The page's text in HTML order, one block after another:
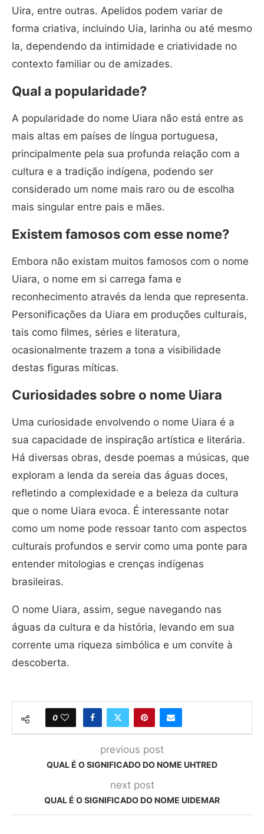
Uira, entre outras. Apelidos podem variar de
forma criativa, incluindo Uia, Iarinha ou até mesmo
Ia, dependendo da intimidade e criatividade no
contexto familiar ou de amizades.
Qual a popularidade?
A popularidade do nome Uiara não está entre as
mais altas em países de língua portuguesa,
principalmente pela sua profunda relação com a
cultura e a tradição indígena, podendo ser
considerado um nome mais raro ou de escolha
mais singular entre pais e mães.
Existem famosos com esse nome?
Embora não existam muitos famosos com o nome
Uiara, o nome em si carrega fama e
reconhecimento através da lenda que representa.
Personificações da Uiara em produções culturais,
tais como filmes, séries e literatura,
ocasionalmente trazem a tona a visibilidade
destas figuras míticas.
Curiosidades sobre o nome Uiara
Uma curiosidade envolvendo o nome Uiara é a
sua capacidade de inspiração artística e literária.
Há diversas obras, desde poemas a músicas, que
exploram a lenda da sereia das águas doces,
refletindo a complexidade e a beleza da cultura
que o nome Uiara evoca. É interessante notar
como um nome pode ressoar tanto com aspectos
culturais profundos e servir como uma ponte para
entender mitologias e crenças indígenas
brasileiras.
O nome Uiara, assim, segue navegando nas
águas da cultura e da história, levando em sua
corrente uma riqueza simbólica e um convite à
descoberta.
0
previous post
QUAL É O SIGNIFICADO DO NOME UHTRED
next post
QUAL É O SIGNIFICADO DO NOME UIDEMAR